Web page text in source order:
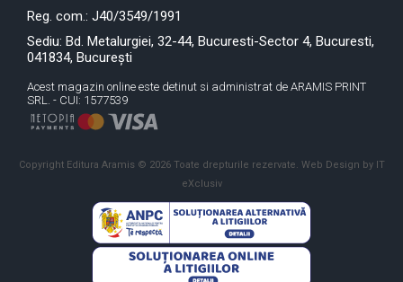
Reg. com.: J40/3549/1991
Sediu: Bd. Metalurgiei, 32-44, Bucuresti-Sector 4, Bucuresti,
041834, București
Acest magazin online este detinut si administrat de ARAMIS PRINT
SRL. - CUI: 1577539
Copyright Editura Aramis © 2026 Toate drepturile rezervate. Web Design by IT
eXclusiv